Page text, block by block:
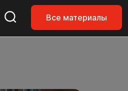
Все материалы